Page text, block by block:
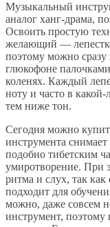
Музыкальный
аналог ханг-драма,
Освоить простую
желающий —
поэтому можно
глюкофоне
коленях. Каждый
ноту и часто в
тем ниже тон.
Сегодня можно
инструмента снимает
подобно тибетским
умиротворение. При
ритма и слух, так
подходит для
можно, даже совсем
инструмент, поэтому